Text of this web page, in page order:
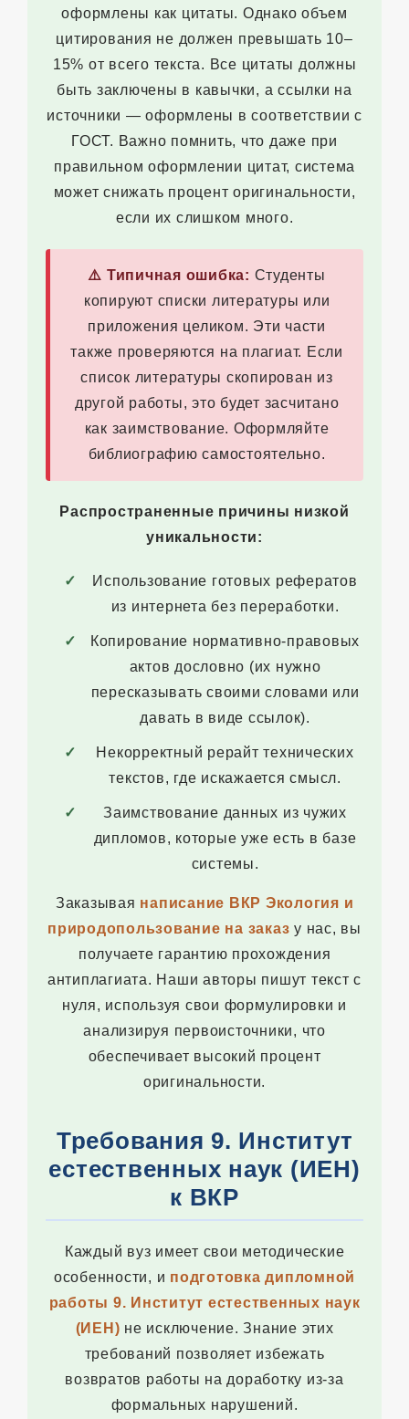
оформлены как цитаты. Однако объем
цитирования не должен превышать 10–
15% от всего текста. Все цитаты должны
быть заключены в кавычки, а ссылки на
источники — оформлены в соответствии с
ГОСТ. Важно помнить, что даже при
правильном оформлении цитат, система
может снижать процент оригинальности,
если их слишком много.
⚠️ Типичная ошибка: Студенты
копируют списки литературы или
приложения целиком. Эти части
также проверяются на плагиат. Если
список литературы скопирован из
другой работы, это будет засчитано
как заимствование. Оформляйте
библиографию самостоятельно.
Распространенные причины низкой
уникальности:
Использование готовых рефератов
из интернета без переработки.
Копирование нормативно-правовых
актов дословно (их нужно
пересказывать своими словами или
давать в виде ссылок).
Некорректный рерайт технических
текстов, где искажается смысл.
Заимствование данных из чужих
дипломов, которые уже есть в базе
системы.
Заказывая написание ВКР Экология и
природопользование на заказ у нас, вы
получаете гарантию прохождения
антиплагиата. Наши авторы пишут текст с
нуля, используя свои формулировки и
анализируя первоисточники, что
обеспечивает высокий процент
оригинальности.
Требования 9. Институт
естественных наук (ИЕН)
к ВКР
Каждый вуз имеет свои методические
особенности, и подготовка дипломной
работы 9. Институт естественных наук
(ИЕН) не исключение. Знание этих
требований позволяет избежать
возвратов работы на доработку из-за
формальных нарушений.